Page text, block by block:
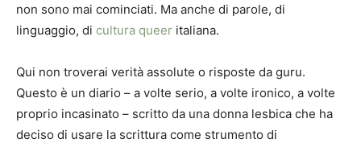
non sono mai cominciati. Ma anche di parole, di
linguaggio, di cultura queer italiana.
Qui non troverai verità assolute o risposte da guru.
Questo è un diario – a volte serio, a volte ironico, a volte
proprio incasinato – scritto da una donna lesbica che ha
deciso di usare la scrittura come strumento di